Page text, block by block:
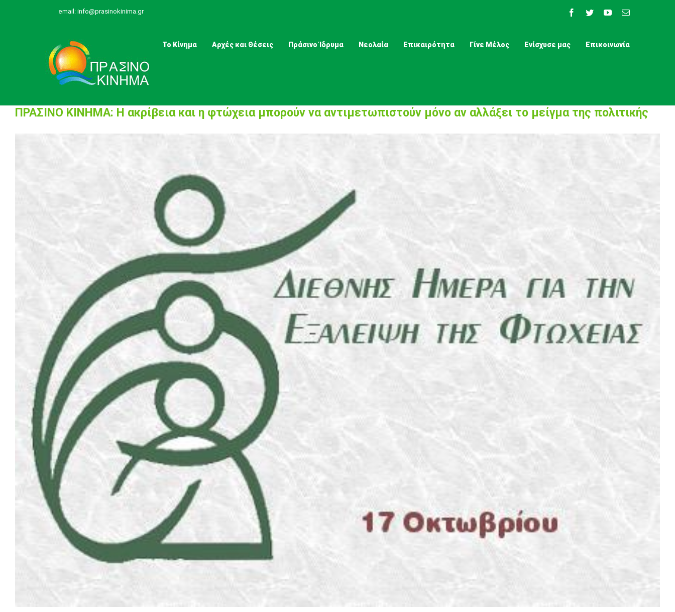
email: info@prasinokinima.gr Facebook
TwitterYouTubeEmail
Το Κίνημα Αρχές και Θέσεις Πράσινο Ίδρυμα Νεολαία Επικαιρότητα Γίνε Μέλος Ενίσχυσε μας Επικοινωνία
ΠΡΑΣΙΝΟ ΚΙΝΗΜΑ: Η ακρίβεια και η φτώχεια μπορούν να αντιμετωπιστούν μόνο αν αλλάξει το μείγμα της πολιτικής